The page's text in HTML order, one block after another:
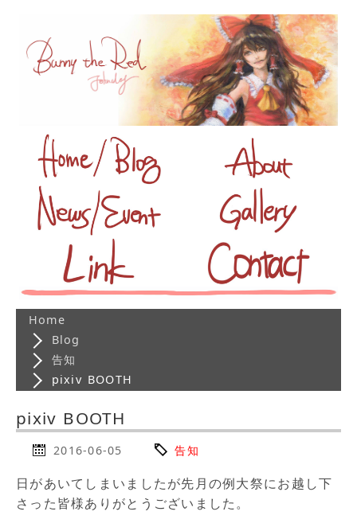
Home
Blog
告知
pixiv BOOTH
pixiv BOOTH
2016-06-05 告知
日があいてしまいましたが先月の例大祭にお越し下
さった皆様ありがとうございました。